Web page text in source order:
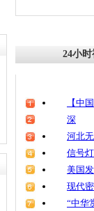
24小
【中
深
河北
信号
美国
现代
“中华